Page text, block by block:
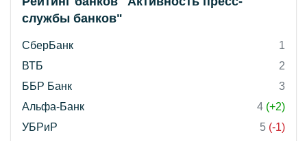
службы банков"
СберБанк
1
ВТБ
2
ББР Банк
3
Альфа-Банк
4 (+2)
УБРиР
5 (-1)